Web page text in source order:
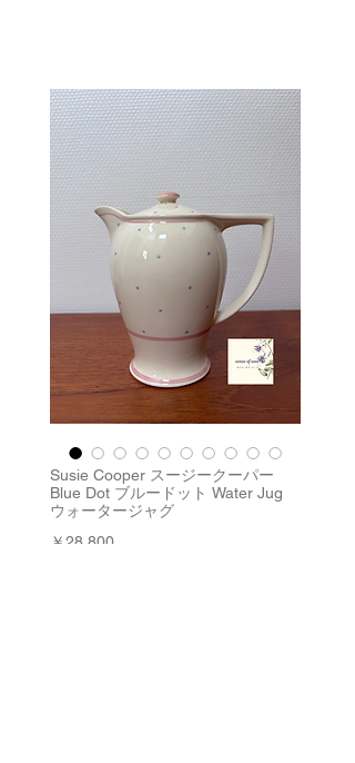
Susie Cooper スージークーパー
Blue Dot ブルードット Water Jug
ウォータージャグ
￥28,800価